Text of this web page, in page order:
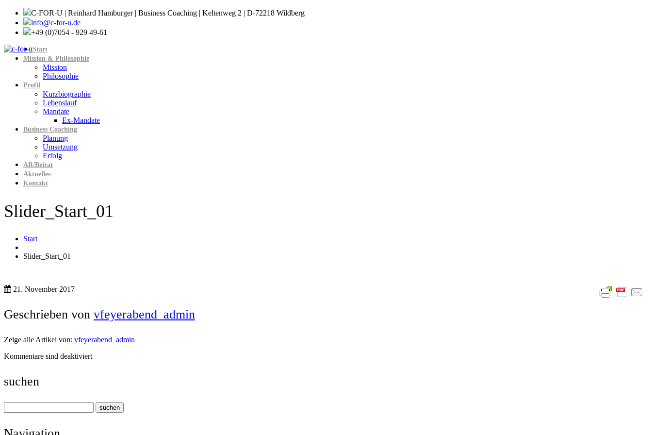
C-FOR-U | Reinhard Hamburger | Business Coaching | Keltenweg 2 | D-72218 Wildberg
info@c-for-u.de
+49 (0)7054 - 929 49-61
Start
Mission & Philosophie
Mission
Philosophie
Profil
Kurzbiographie
Lebenslauf
Mandate
Ex-Mandate
Business Coaching
Planung
Umsetzung
Erfolg
AR/Beirat
Aktuelles
Kontakt
Slider_Start_01
Start
Slider_Start_01
21. November 2017
Geschrieben von vfeyerabend_admin
Zeige alle Artikel von: vfeyerabend_admin
Kommentare sind deaktiviert
suchen